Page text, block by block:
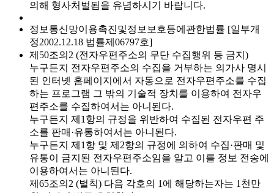
의해 형사처벌됨을 유념하시기 바랍니다.
정보통신망이용촉진및정보보호등에관한법률 [일부개
정2002.12.18 법률제06797호]
제50조의2 (전자우편주소의 무단 수집행위 등 금지)
누구든지 전자우편주소의 수집을 거부하는 의가사 명시
된 인터넷 홈페이지에서 자동으로 전자우편주소를 수집
하는 프로그램 그 밖의 기술적 장치를 이용하여 전자우
편주소를 수집하여서는 아니된다.
누구든지 제1항의 규정을 위반하여 수집된 전자우편 주
소를 판매·유통하여서는 아니된다.
누구든지 제1항 및 제2항의 규정에 의하여 수집·판매 및
유통이 금지된 전자우편주소임을 알고 이를 정보 전송에
이용하여서는 아니된다.
제65조의2 (벌칙) 다음 각호의 1에 해당하는자는 1천만